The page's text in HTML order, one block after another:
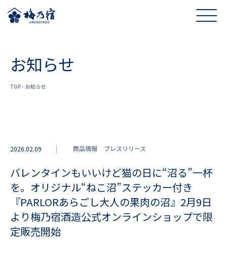
お知らせ
TOP お知らせ
2026.02.09 商品情報 プレスリリース
バレンタインもいいけど猫の日に“沼る”一杯
を。オリジナル“ねこ沼”ステッカー付き
『PARLORあらごし大人の果肉の沼』2月9日
より梅乃宿酒造公式オンラインショップで限
定販売開始